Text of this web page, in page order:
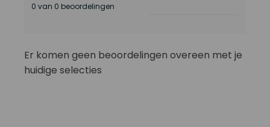
0 van 0 beoordelingen
Er komen geen beoordelingen overeen met je
huidige selecties